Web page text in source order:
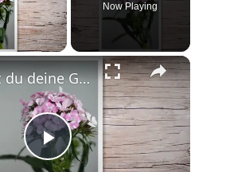
Now Playing
Play
Kennst du deine Geburtsblume?